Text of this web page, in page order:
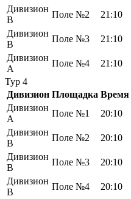
Дивизион
B
Поле №2 21:10
Дивизион
B
Поле №3 21:10
Дивизион
А
Поле №4 21:10
Тур 4
Дивизион Площадка Время
Дивизион
А
Поле №1 20:10
Дивизион
B
Поле №2 20:10
Дивизион
B
Поле №3 20:10
Дивизион
B
Поле №4 20:10